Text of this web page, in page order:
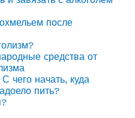
после
средства от
чего начать, куда
пить?